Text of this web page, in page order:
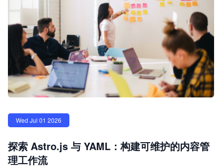
Wed Jul 01 2026
探索 Astro.js 与 YAML：构建可维护的内容管
理工作流